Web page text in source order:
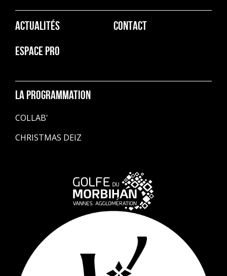
Pied
de
ACTUALITÉS CONTACT
ESPACE PRO
La programmation
COLLAB'
CHRISTMAS DEIZ